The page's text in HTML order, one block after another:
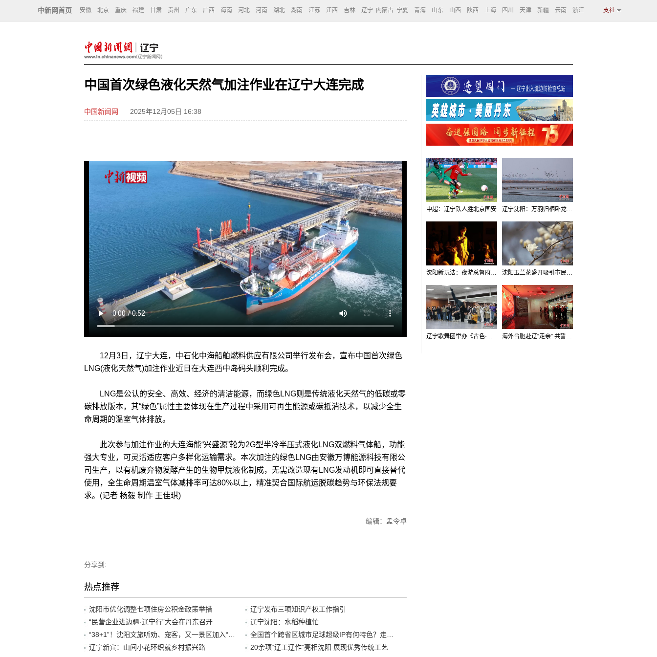
中新网首页 安徽 北京 重庆 福建 甘肃 贵州 广东 广西 海南 河北 河南 湖北 湖南 江苏 江西 吉林 辽宁 内蒙古 宁夏 青海 山东 山西 陕西 上海 四川 天津 新疆 云南 浙江 支社
中国首次绿色液化天然气加注作业在辽宁大连完成
中国新闻网 2025年12月05日 16:38
12月3日，辽宁大连，中石化中海船舶燃料供应有限公司举行发布会，宣布中国首次绿色
LNG(液化天然气)加注作业近日在大连西中岛码头顺利完成。
LNG是公认的安全、高效、经济的清洁能源，而绿色LNG则是传统液化天然气的低碳或零
碳排放版本，其“绿色”属性主要体现在生产过程中采用可再生能源或碳抵消技术，以减少全生
命周期的温室气体排放。
此次参与加注作业的大连海能“兴盛源”轮为2G型半冷半压式液化LNG双燃料气体船，功能
强大专业，可灵活适应客户多样化运输需求。本次加注的绿色LNG由安徽万博能源科技有限公
司生产，以有机废弃物发酵产生的生物甲烷液化制成，无需改造现有LNG发动机即可直接替代
使用，全生命周期温室气体减排率可达80%以上，精准契合国际航运脱碳趋势与环保法规要
求。(记者 杨毅 制作 王佳琪)
编辑：孟令卓
分享到:
热点推荐
沈阳市优化调整七项住房公积金政策举措
辽宁发布三项知识产权工作指引
“民营企业进边疆·辽宁行”大会在丹东召开
辽宁沈阳：水稻种植忙
辽宁新宾：山间小花环织就乡村振兴路
20余项“辽工辽作”亮相沈阳 展现优秀传统工艺
中超：辽宁铁人胜北京国安 辽宁沈阳：万羽归栖卧龙湖看群鸟齐飞
沈阳新玩法：夜游总督府，当一回“赴宴者” 沈阳玉兰花盛开吸引市民打卡
辽宁歌舞团举办《古色·国宝辽宁》排练开放日活动 海外台胞赴辽“走亲” 共誓“和平初心”